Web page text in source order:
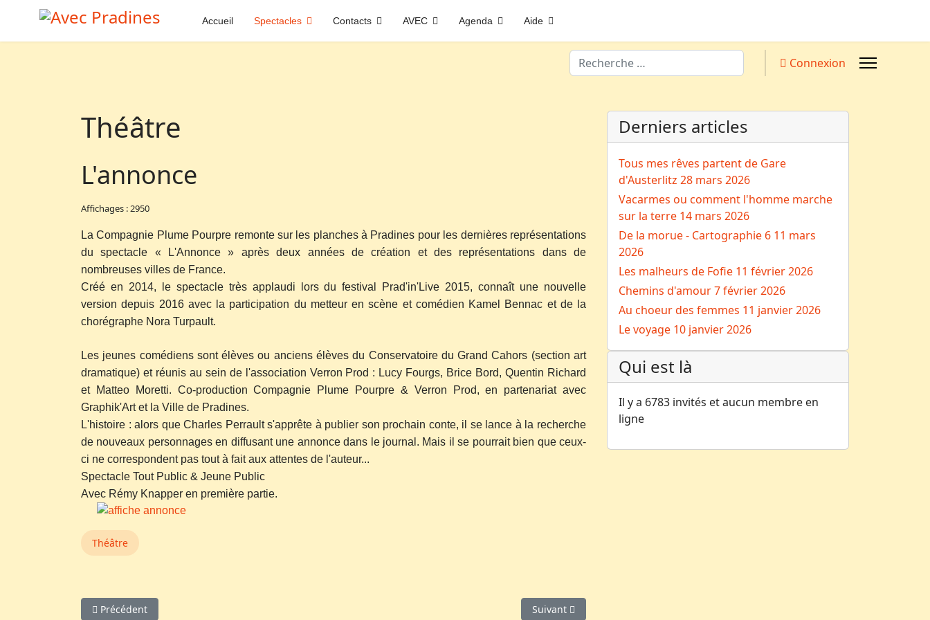
Accueil Spectacles Contacts AVEC Agenda Aide
Valider Connexion
Théâtre
L'annonce
Affichages : 2950
La Compagnie Plume Pourpre remonte sur les planches à Pradines pour les dernières représentations
du spectacle « L'Annonce » après deux années de création et des représentations dans de
nombreuses villes de France.
Créé en 2014, le spectacle très applaudi lors du festival Prad'in'Live 2015, connaît une nouvelle
version depuis 2016 avec la participation du metteur en scène et comédien Kamel Bennac et de la
chorégraphe Nora Turpault.
Les jeunes comédiens sont élèves ou anciens élèves du Conservatoire du Grand Cahors (section art
dramatique) et réunis au sein de l'association Verron Prod : Lucy Fourgs, Brice Bord, Quentin Richard
et Matteo Moretti. Co-production Compagnie Plume Pourpre & Verron Prod, en partenariat avec
Graphik'Art et la Ville de Pradines.
L'histoire : alors que Charles Perrault s'apprête à publier son prochain conte, il se lance à la recherche
de nouveaux personnages en diffusant une annonce dans le journal. Mais il se pourrait bien que ceux-
ci ne correspondent pas tout à fait aux attentes de l'auteur...
Spectacle Tout Public & Jeune Public
Avec Rémy Knapper en première partie.
Théâtre
Article précédent : Le secret des masques
Précédent Article suivant : L'école des maris
Suivant
Derniers articles
Tous mes rêves partent de Gare
d'Austerlitz 28 mars 2026
Vacarmes ou comment l'homme marche
sur la terre 14 mars 2026
De la morue - Cartographie 6 11 mars
2026
Les malheurs de Fofie 11 février 2026
Chemins d'amour7 février 2026
Au choeur des femmes 11 janvier 2026
Le voyage 10 janvier 2026
Qui est là
Il y a 6783 invités et aucun membre en
ligne